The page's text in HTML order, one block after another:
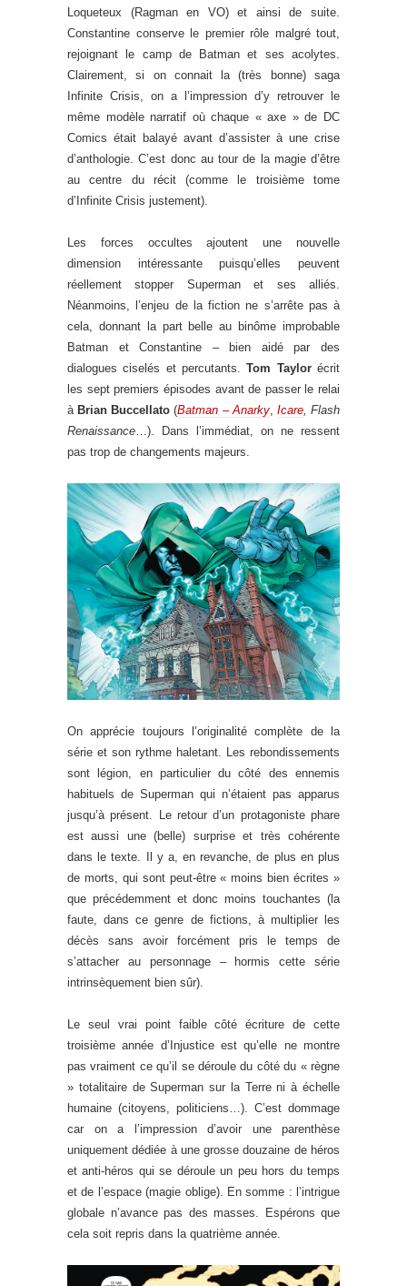
Loqueteux (Ragman en VO) et ainsi de suite.
Constantine conserve le premier rôle malgré tout,
rejoignant le camp de Batman et ses acolytes.
Clairement, si on connait la (très bonne) saga
Infinite Crisis, on a l’impression d’y retrouver le
même modèle narratif où chaque « axe » de DC
Comics était balayé avant d’assister à une crise
d’anthologie. C’est donc au tour de la magie d’être
au centre du récit (comme le troisième tome
d’Infinite Crisis justement).
Les forces occultes ajoutent une nouvelle
dimension intéressante puisqu’elles peuvent
réellement stopper Superman et ses alliés.
Néanmoins, l’enjeu de la fiction ne s’arrête pas à
cela, donnant la part belle au binôme improbable
Batman et Constantine – bien aidé par des
dialogues ciselés et percutants.Tom Taylorécrit
les sept premiers épisodes avant de passer le relai
à Brian Buccellato(Batman – Anarky, Icare, Flash
Renaissance…). Dans l’immédiat, on ne ressent
pas trop de changements majeurs.
On apprécie toujours l’originalité complète de la
série et son rythme haletant. Les rebondissements
sont légion, en particulier du côté des ennemis
habituels de Superman qui n’étaient pas apparus
jusqu’à présent. Le retour d’un protagoniste phare
est aussi une (belle) surprise et très cohérente
dans le texte. Il y a, en revanche, de plus en plus
de morts, qui sont peut-être « moins bien écrites »
que précédemment et donc moins touchantes (la
faute, dans ce genre de fictions, à multiplier les
décès sans avoir forcément pris le temps de
s’attacher au personnage – hormis cette série
intrinsèquement bien sûr).
Le seul vrai point faible côté écriture de cette
troisième année d’Injustice est qu’elle ne montre
pas vraiment ce qu’il se déroule du côté du « règne
» totalitaire de Superman sur la Terre ni à échelle
humaine (citoyens, politiciens…). C’est dommage
car on a l’impression d’avoir une parenthèse
uniquement dédiée à une grosse douzaine de héros
et anti-héros qui se déroule un peu hors du temps
et de l’espace (magie oblige). En somme : l’intrigue
globale n’avance pas des masses. Espérons que
cela soit repris dans la quatrième année.